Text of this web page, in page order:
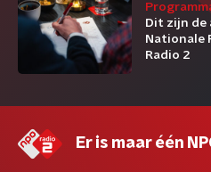
Dit zijn de
Nationale
Radio 2
Er is maar één